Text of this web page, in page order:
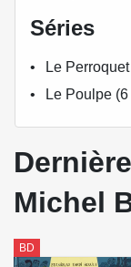
Séries
Le
Le Poulpe
Michel
BD